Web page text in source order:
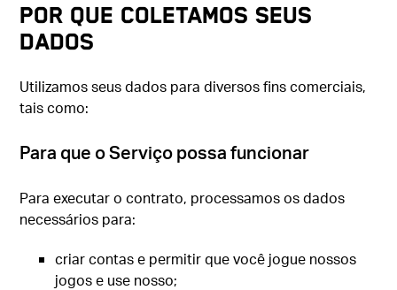
POR QUE COLETAMOS SEUS
DADOS
Utilizamos seus dados para diversos fins comerciais,
tais como:
Para que o Serviço possa funcionar
Para executar o contrato, processamos os dados
necessários para:
criar contas e permitir que você jogue nossos
jogos e use nosso;